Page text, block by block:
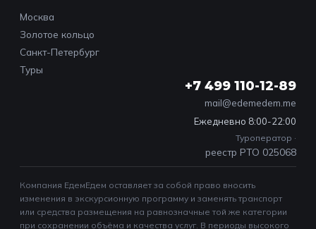
Москва
Золотое кольцо
Санкт-Петербург
Туры
+7 499 110-12-89
mail@edemedem.me
Ежедневно 8:00-22:00
Туроператор ·
реестр РТО 025068
Компания ЕдемЕдем оставляет за собой право вносить
изменения в экскурсионную программу и заменять транспорт
или средства размещения на равнозначные той же категории
при сохранении объёма и качества услуг. В периоды высокого